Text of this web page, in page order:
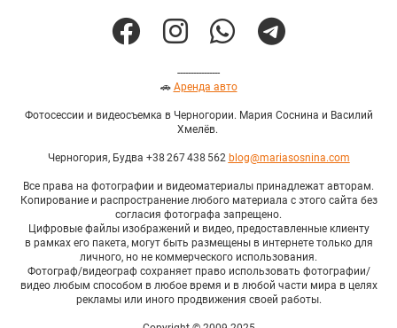
----------------
🚗 Аренда авто
Фотосессии и видеосъемка в Черногории. Мария Соснина и Василий
Хмелёв.
Черногория, Будва +38 267 438 562 blog@mariasosnina.com
Все права на фотографии и видеоматериалы принадлежат авторам.
Копирование и распространение любого материала с этого сайта без
согласия фотографа запрещено.
Цифровые файлы изображений и видео, предоставленные клиенту
в рамках его пакета, могут быть размещены в интернете только для
личного, но не коммерческого использования.
Фотограф/видеограф сохраняет право использовать фотографии/
видео любым способом в любое время и в любой части мира в целях
рекламы или иного продвижения своей работы.